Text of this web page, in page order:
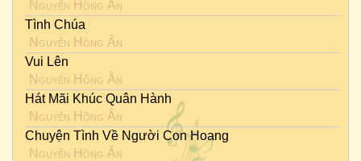
Nguyễn Hồng Ân
Tình Chúa
Nguyễn Hồng Ân
Vui Lên
Nguyễn Hồng Ân
Hát Mãi Khúc Quân Hành
Nguyễn Hồng Ân
Chuyện Tình Về Người Con Hoang
Nguyễn Hồng Ân